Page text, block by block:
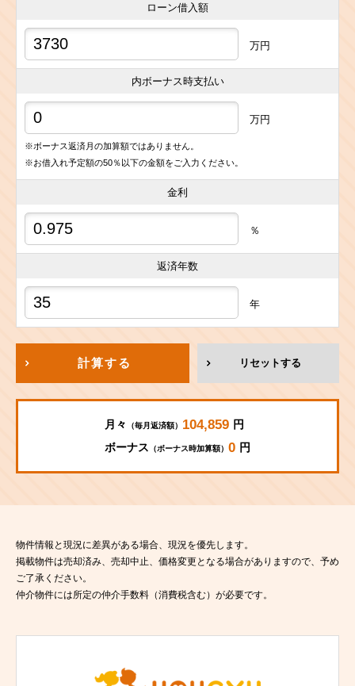
ローン借入額
万円
内ボーナス時支払い
万円
※ボーナス返済月の加算額ではありません。
※お借入れ予定額の50％以下の金額をご入力ください。
金利
％
返済年数
年
計算する リセットする
月々 （毎月返済額） 104,859 円
ボーナス （ボーナス時加算額） 0 円
物件情報と現況に差異がある場合、現況を優先します。
掲載物件は売却済み、売却中止、価格変更となる場合がありますので、予め
ご了承ください。
仲介物件には所定の仲介手数料（消費税含む）が必要です。